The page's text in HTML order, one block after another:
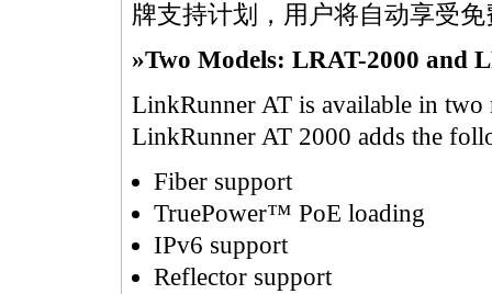
牌支持计划，用户将自动享受免
»Two Models: LRAT-2000 and
LinkRunner AT is available in
LinkRunner AT 2000 adds the
Fiber support
TruePower™ PoE loading
IPv6 support
Reflector support